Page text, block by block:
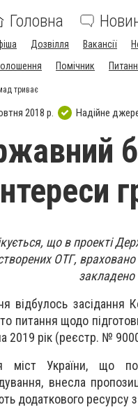
Головна
Дозвілля Вакансії
Помічник
триває
2018 р. Надійне
що в проекті
ОТГ, враховано
закладено
відбулось засідання
питання щодо
2019 рік (реєстр. №
міст України, що
внесла
додаткового